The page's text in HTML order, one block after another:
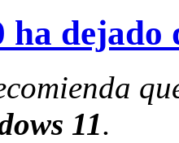
ha dejado
11.